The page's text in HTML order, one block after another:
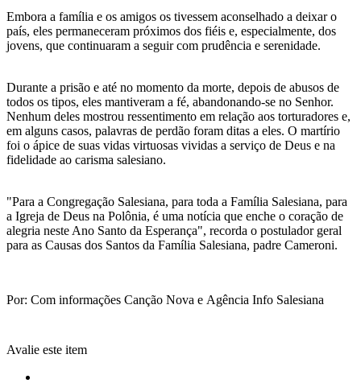
Embora a família e os amigos os tivessem aconselhado a deixar o
país, eles permaneceram próximos dos fiéis e, especialmente, dos
jovens, que continuaram a seguir com prudência e serenidade.
Durante a prisão e até no momento da morte, depois de abusos de
todos os tipos, eles mantiveram a fé, abandonando-se no Senhor.
Nenhum deles mostrou ressentimento em relação aos torturadores e,
em alguns casos, palavras de perdão foram ditas a eles. O martírio
foi o ápice de suas vidas virtuosas vividas a serviço de Deus e na
fidelidade ao carisma salesiano.
"Para a Congregação Salesiana, para toda a Família Salesiana, para
a Igreja de Deus na Polônia, é uma notícia que enche o coração de
alegria neste Ano Santo da Esperança", recorda o postulador geral
para as Causas dos Santos da Família Salesiana, padre Cameroni.
Por: Com informações Canção Nova e Agência Info Salesiana
Avalie este item